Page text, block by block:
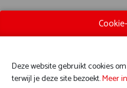
CONTACTEER
Deze website gebruikt cookies
terwijl je deze site bezoekt.Meer